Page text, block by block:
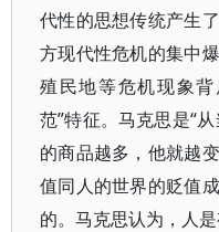
代性的思想传统产生
方现代性危机的集中
殖民地等危机现象
范”特征。马克思是“
的商品越多，他就越
值同人的世界的贬值
的。马克思认为，人